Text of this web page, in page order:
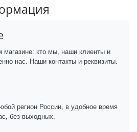
кто мы, наши клиенты и
нас. Наши контакты и реквизиты.
регион России, в удобное время
без выходных.